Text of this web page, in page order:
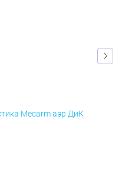
Mecarm аэр ДиК